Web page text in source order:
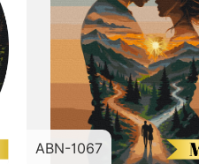
ABN-1067